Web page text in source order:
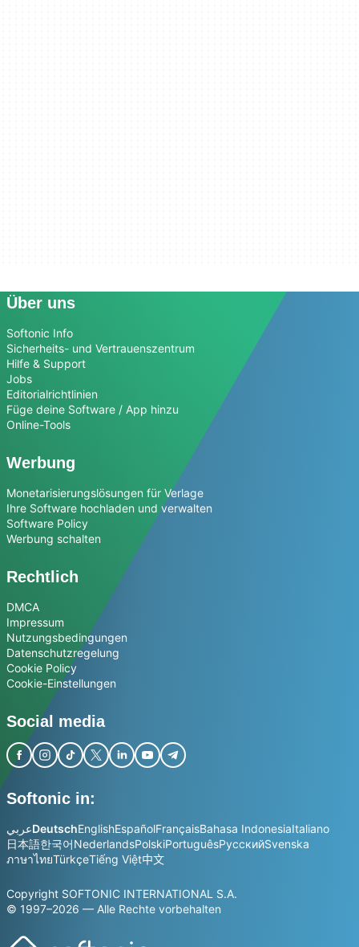
Über uns
Softonic Info
Sicherheits- und Vertrauenszentrum
Hilfe & Support
Jobs
Editorialrichtlinien
Füge deine Software / App hinzu
Online-Tools
Werbung
Monetarisierungslösungen für Verlage
Ihre Software hochladen und verwalten
Software Policy
Werbung schalten
Rechtlich
DMCA
Impressum
Nutzungsbedingungen
Datenschutzregelung
Cookie Policy
Cookie-Einstellungen
Social media
Softonic in:
عربيDeutschEnglishEspañolFrançaisBahasa IndonesiaItaliano
日本語한국어NederlandsPolskiPortuguêsРусскийSvenska
ภาษาไทยTürkçeTiếng Việt中文
Copyright SOFTONIC INTERNATIONAL S.A.
© 1997–2026 — Alle Rechte vorbehalten